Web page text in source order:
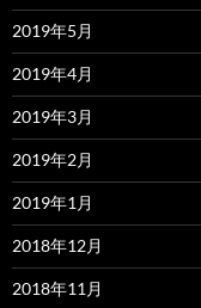
2019年5月
2019年4月
2019年3月
2019年2月
2019年1月
2018年12月
2018年11月